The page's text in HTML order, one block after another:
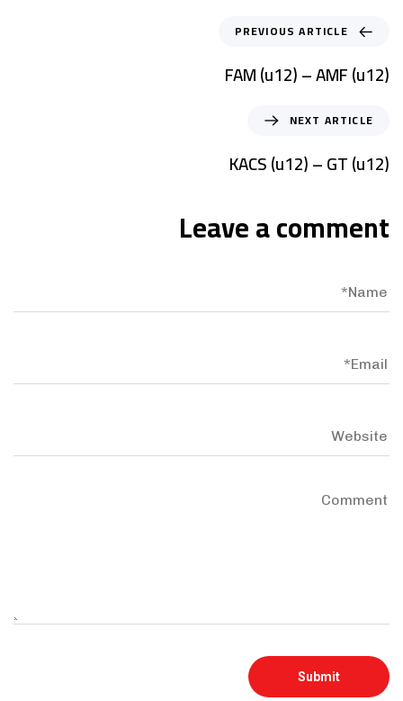
PREVIOUS ARTICLE
FAM (u12) – AMF (u12)
NEXT ARTICLE
KACS (u12) – GT (u12)
Leave a comment